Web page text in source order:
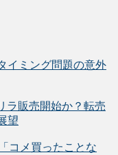
イミング問題の意外
ラ販売開始か？転売
望
コメ買ったことな